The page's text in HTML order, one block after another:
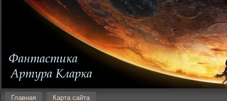
Главная Карта сайта